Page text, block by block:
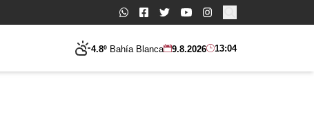
Buscar:
4.8º Bahía Blanca 9.8.2026 13:04